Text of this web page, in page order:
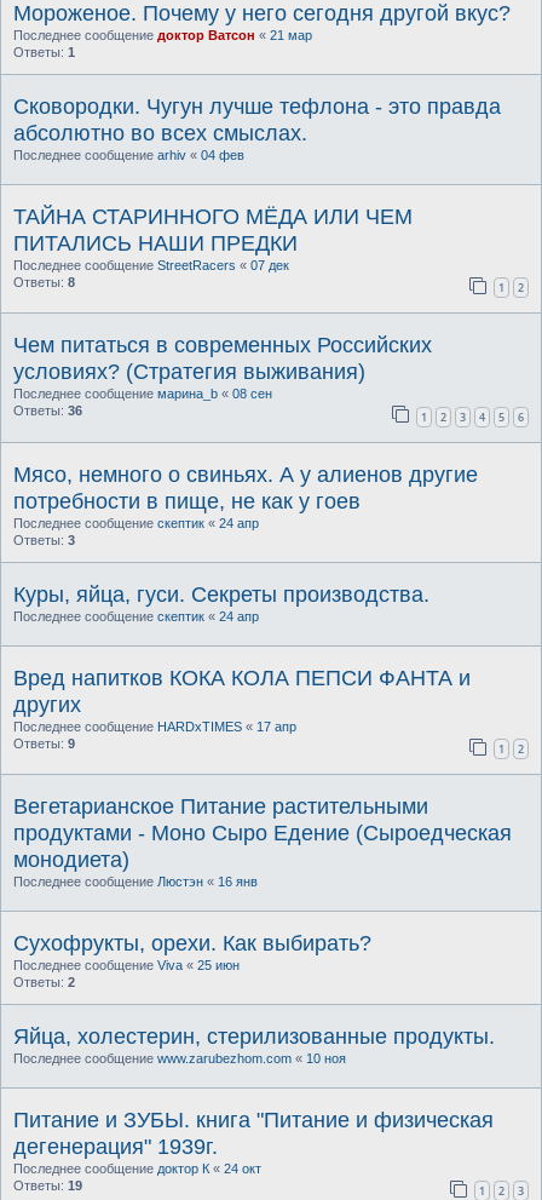
Мороженое. Почему у него сегодня другой вкус?
Последнее сообщение доктор Ватсон « 21 мар
Ответы: 1
Сковородки. Чугун лучше тефлона - это правда
абсолютно во всех смыслах.
Последнее сообщение arhiv « 04 фев
ТАЙНА СТАРИННОГО МЁДА ИЛИ ЧЕМ
ПИТАЛИСЬ НАШИ ПРЕДКИ
Последнее сообщение StreetRacers « 07 дек
Ответы: 8 1 2
Чем питаться в современных Российских
условиях? (Стратегия выживания)
Последнее сообщение марина_b « 08 сен
Ответы: 36 1 2 3 4 5 6
Мясо, немного о свиньях. А у алиенов другие
потребности в пище, не как у гоев
Последнее сообщение скептик « 24 апр
Ответы: 3
Куры, яйца, гуси. Секреты производства.
Последнее сообщение скептик « 24 апр
Вред напитков КОКА КОЛА ПЕПСИ ФАНТА и
других
Последнее сообщение HARDxTIMES « 17 апр
Ответы: 9 1 2
Вегетарианское Питание растительными
продуктами - Моно Сыро Едение (Сыроедческая
монодиета)
Последнее сообщение Люстэн « 16 янв
Сухофрукты, орехи. Как выбирать?
Последнее сообщение Viva « 25 июн
Ответы: 2
Яйца, холестерин, стерилизованные продукты.
Последнее сообщение www.zarubezhom.com « 10 ноя
Питание и ЗУБЫ. книга "Питание и физическая
дегенерация" 1939г.
Последнее сообщение доктор К « 24 окт
Ответы: 19 1 2 3